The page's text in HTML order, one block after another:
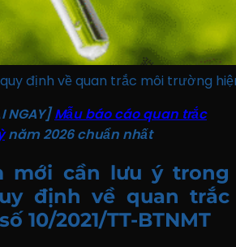
định về quan trắc môi trường
NGAY]Mẫu báo cáo quan trắc
năm 2026 chuẩn nhất
mới cần lưu ý trong
định về quan trắc
10/2021/TT-BTNMT